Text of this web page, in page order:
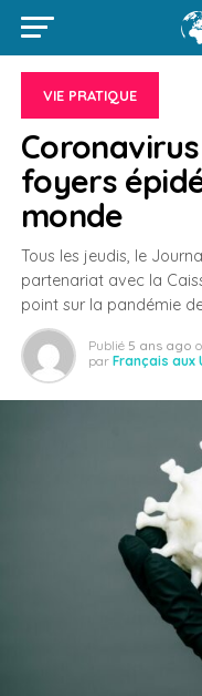
VIE PRATIQUE
foyers
monde
Tous les jeudis, le
partenariat avec la
point sur la pandémie
Publié 5 ans ago
par Français aux